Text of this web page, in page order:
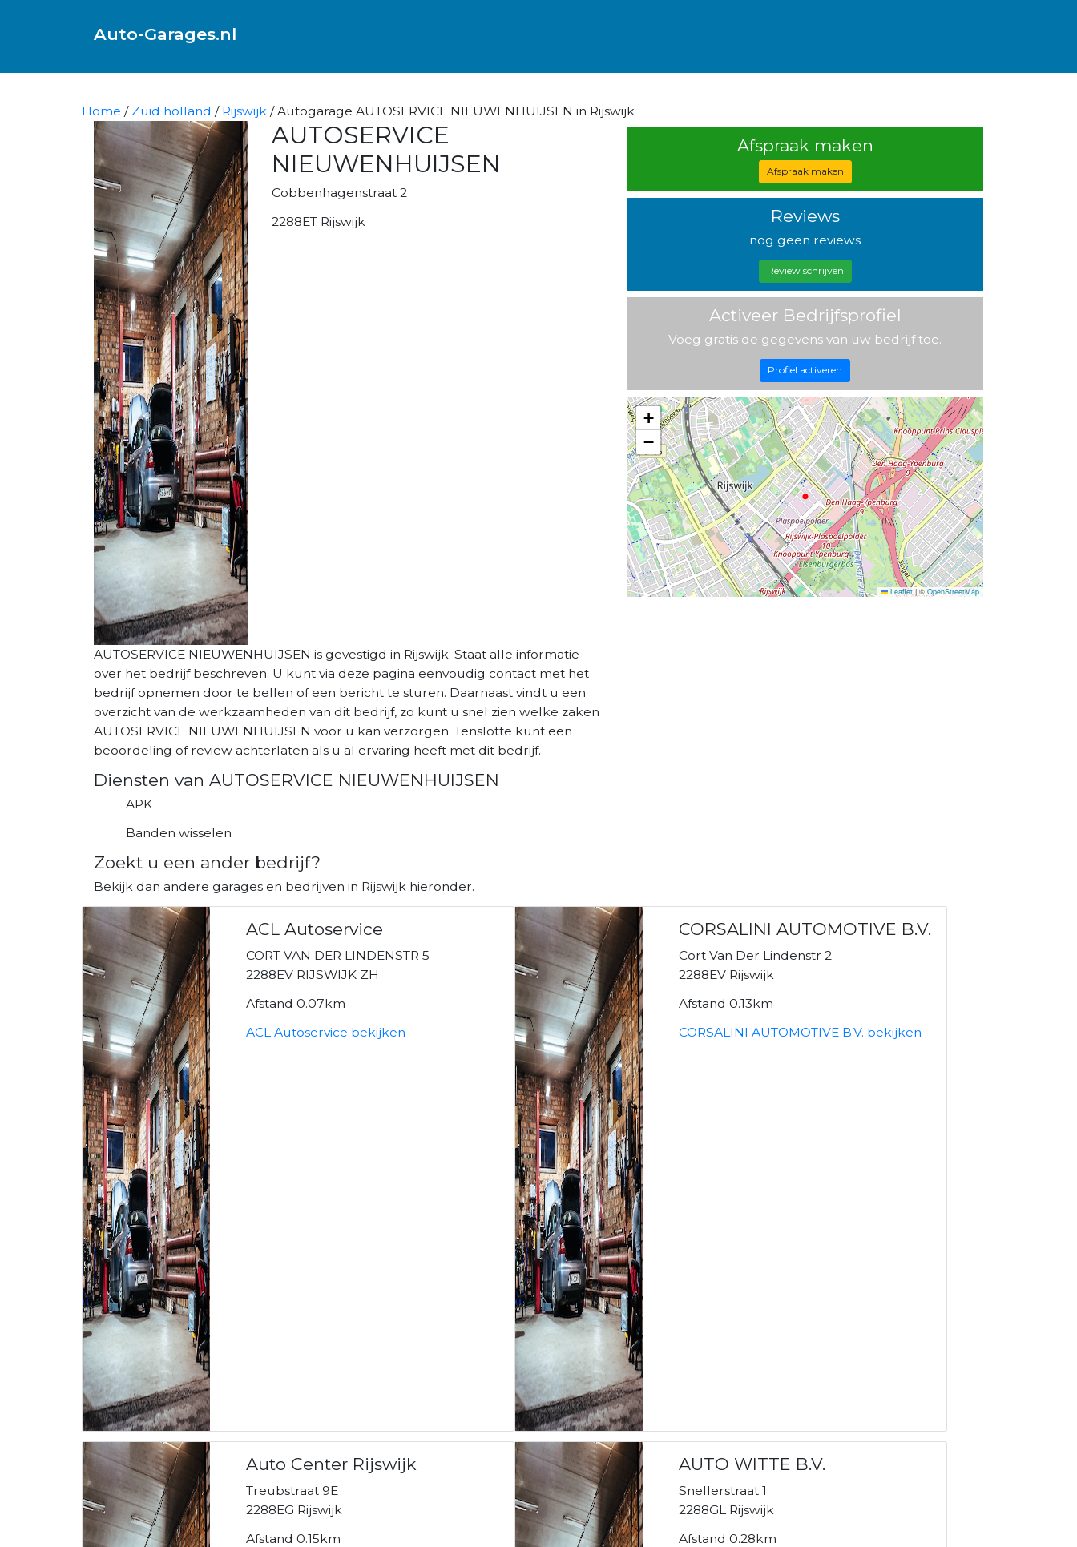
Auto-Garages.nl
Home / Zuid holland / Rijswijk / Autogarage AUTOSERVICE NIEUWENHUIJSEN in Rijswijk
AUTOSERVICE
NIEUWENHUIJSEN
Cobbenhagenstraat 2
2288ET Rijswijk
AUTOSERVICE NIEUWENHUIJSEN is gevestigd in Rijswijk. Staat alle informatie
over het bedrijf beschreven. U kunt via deze pagina eenvoudig contact met het
bedrijf opnemen door te bellen of een bericht te sturen. Daarnaast vindt u een
overzicht van de werkzaamheden van dit bedrijf, zo kunt u snel zien welke zaken
AUTOSERVICE NIEUWENHUIJSEN voor u kan verzorgen. Tenslotte kunt een
beoordeling of review achterlaten als u al ervaring heeft met dit bedrijf.
Diensten van AUTOSERVICE NIEUWENHUIJSEN
APK
Banden wisselen
Afspraak maken
Afspraak maken
Reviews
nog geen reviews
Review schrijven
Activeer Bedrijfsprofiel
Voeg gratis de gegevens van uw bedrijf toe.
Profiel activeren
+
−
Leaflet | ©OpenStreetMap
Zoekt u een ander bedrijf?
Bekijk dan andere garages en bedrijven in Rijswijk hieronder.
ACL Autoservice
CORT VAN DER LINDENSTR 5
2288EV RIJSWIJK ZH
Afstand 0.07km
ACL Autoservice bekijken
CORSALINI AUTOMOTIVE B.V.
Cort Van Der Lindenstr 2
2288EV Rijswijk
Afstand 0.13km
CORSALINI AUTOMOTIVE B.V. bekijken
Auto Center Rijswijk
Treubstraat 9E
2288EG Rijswijk
Afstand 0.15km
AUTO WITTE B.V.
Snellerstraat 1
2288GL Rijswijk
Afstand 0.28km